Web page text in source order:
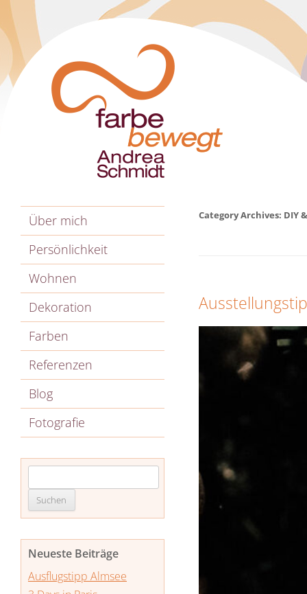
Über mich
Persönlichkeit
Wohnen
Dekoration
Farben
Referenzen
Blog
Fotografie
nach:
Neueste Beiträge
Ausflugstipp Almsee
Category Archives: DIY